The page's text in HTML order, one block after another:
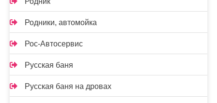
Родники, автомойка
Рос-Автосервис
Русская баня
Русская баня на дровах